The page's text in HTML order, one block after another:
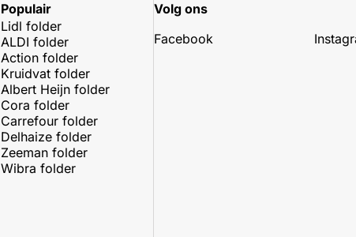
Populair
Lidl folder
ALDI folder
Action folder
Kruidvat folder
Albert Heijn folder
Cora folder
Carrefour folder
Delhaize folder
Zeeman folder
Wibra folder
Volg ons
Facebook